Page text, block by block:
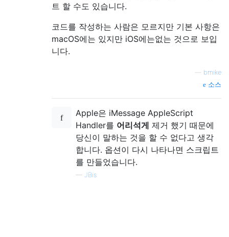
트 할 수도 있습니다.
코드를 작성하는 사람은 모르지만 기본 사항은
macOS에는 있지만 iOS에는없는 것으로 보입
니다.
bmike
소스
Apple은 iMessage AppleScript
Handler를 어리석게 제거 했기 때문에
당신이 말하는 것을 할 수 없다고 생각
합니다. 옵션이 다시 나타나면 스크립트
를 만들었습니다.
— JBis